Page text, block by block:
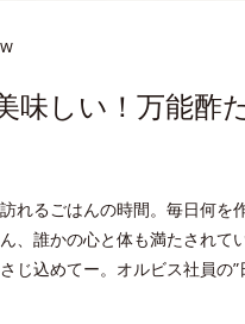
味しい！万能酢
れるごはんの時間。毎日何
、誰かの心と体も満たされ
じ込めてー。オルビス社員の